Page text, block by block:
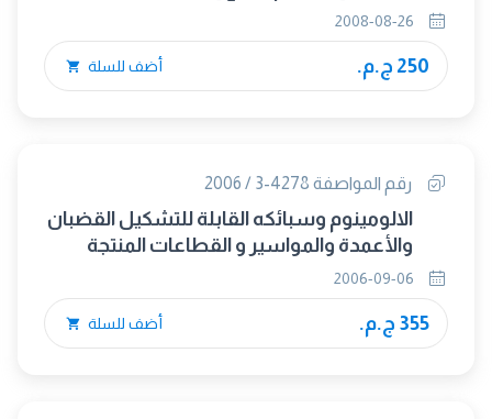
250 ج.م. أضف للسلة
رقم المواصفة 4278-3 / 2006
الالومينوم وسبائكه القابلة للتشكيل القضبان
والأعمدة والمواسير و القطاعات المنتجة
والأبعاد للقضبان الم
355 ج.م. أضف للسلة